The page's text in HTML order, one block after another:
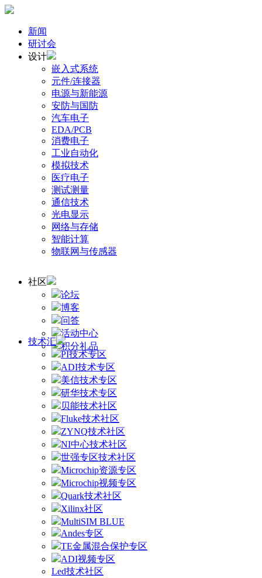
新闻
研讨会
设计
嵌入式系统
元件/连接器
电源与新能源
安防与国防
汽车电子
EDA/PCB
消费电子
工业自动化
模拟技术
医疗电子
测试测量
通信技术
光电显示
网络与存储
智能计算
物联网与传感器
社区
论坛
博客
问答
活动中心
积分礼品
技术汇
PI技术专区
ADI技术专区
美信技术专区
研华技术专区
贝能技术社区
Fluke技术社区
ZYNQ技术社区
NI中心技术社区
世强专区技术社区
Microchip资源专区
Microchip视频专区
Quark技术社区
Xilinx社区
MultiSIM BLUE
Andes专区
TE金属混合保护专区
ADI视频专区
Led技术社区